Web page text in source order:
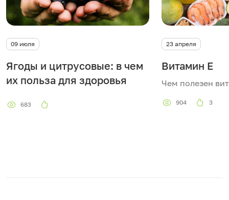
09 июля
Ягоды и цитрусовые: в чем
их польза для здоровья
683
23 апреля
Витамин Е
Чем полезен
904 3